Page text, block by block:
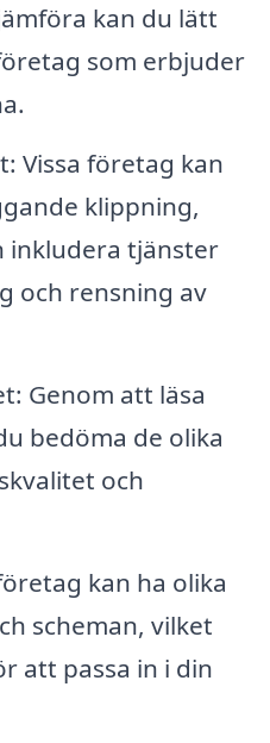
kan du lätt
som erbjuder
Vissa företag kan
klippning,
inkludera tjänster
och rensning av
Genom att läsa
bedöma de olika
och
kan ha olika
scheman, vilket
att passa in i din